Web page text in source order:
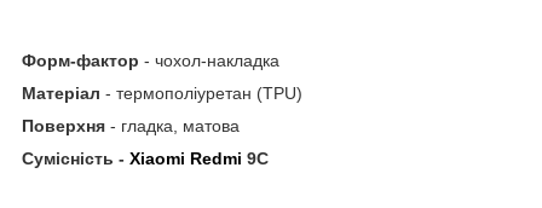
Форм-фактор - чохол-накладка
Матеріал - термополіуретан (TPU)
Поверхня - гладка, матова
Сумісність - Xiaomi Redmi 9C